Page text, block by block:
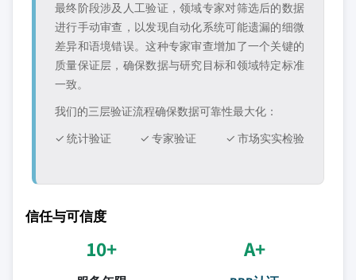
最终阶段涉及人工验证，领域专家对筛选后的数据
进行手动审查，以发现自动化系统可能遗漏的细微
差异和语境错误。这种专家审查增加了一个关键的
质量保证层，确保数据与研究目标和领域特定标准
一致。
我们的三层验证流程确保数据可靠性最大化：
✓ 统计验证
✓ 专家验证 ✓ 市场实实检验
信任与可信度
10+ A+